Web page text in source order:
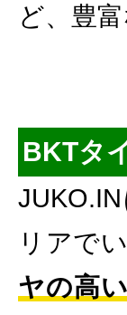
ど、豊
BKTタ
リアで
ヤの高